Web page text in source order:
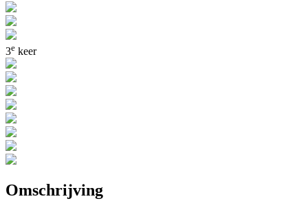
3e keer
Omschrijving